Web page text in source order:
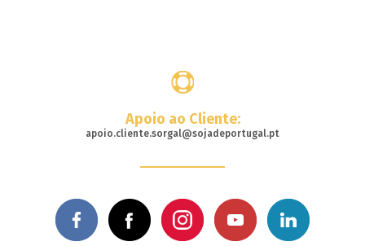
Apoio ao Cliente:
apoio.cliente.sorgal@sojadeportugal.pt